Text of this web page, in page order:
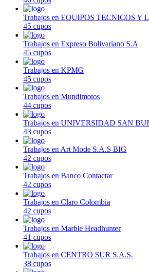
Trabajos en EQUIPOS TECNICOS Y
45 cupos
Trabajos en Expreso Bolivariano S.A
45 cupos
Trabajos en KPMG
45 cupos
Trabajos en Mundimotos
44 cupos
Trabajos en UNIVERSIDAD SAN
43 cupos
Trabajos en Art Mode S.A.S BIG
42 cupos
Trabajos en Banco Contactar
42 cupos
Trabajos en Claro Colombia
42 cupos
Trabajos en Marble Headhunter
41 cupos
Trabajos en CENTRO SUR S.A.S.
38 cupos